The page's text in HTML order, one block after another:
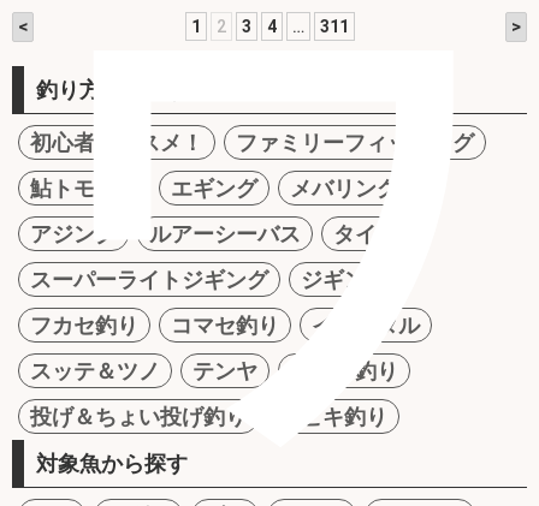
ワ
< 1 2 3 4 … 311 >
釣り方から探す
初心者オススメ！
ファミリーフィッシング
鮎トモ釣り
エギング
メバリング
アジング
ルアーシーバス
タイラバ
スーパーライトジギング
ジギング
フカセ釣り
コマセ釣り
イカメタル
スッテ＆ツノ
テンヤ
かかり釣り
投げ＆ちょい投げ釣り
サビキ釣り
対象魚から探す